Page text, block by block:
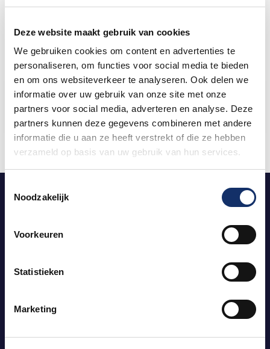
Deze website maakt gebruik van cookies
We gebruiken cookies om content en advertenties te
personaliseren, om functies voor social media te bieden
en om ons websiteverkeer te analyseren. Ook delen we
informatie over uw gebruik van onze site met onze
partners voor social media, adverteren en analyse. Deze
partners kunnen deze gegevens combineren met andere
informatie die u aan ze heeft verstrekt of die ze hebben
verzameld op basis van uw gebruik van hun services.
Noodzakelijk
Voorkeuren
Statistieken
Marketing
on
Facebook
on
WhatsApp
on
Pinterest
Winkelmand
Geen producten in de winkelwagen.
plaats op 29 & 30 mei
Blijf op de hoogte!
Meld je aan op onze nieuwsbrief!